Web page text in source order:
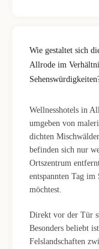
Wie gestaltet sich
Allrode im
Wellnesshotels in
umgeben von
dichten
befinden sich nur
Ortszentrum
entspannten Tag im
möchtest.
Direkt vor der Tür
Besonders beliebt
Felslandschaften